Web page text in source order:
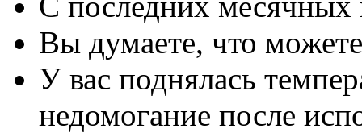
Вы думаете, что
У вас поднялась
недомогание после